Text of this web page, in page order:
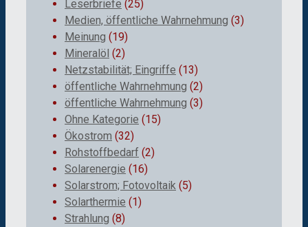
Leserbriefe (25)
Medien, öffentliche Wahrnehmung (3)
Meinung (19)
Mineralöl (2)
Netzstabilität; Eingriffe (13)
öffentliche Wahrnehmung (2)
öffentliche Wahrnehmung (3)
Ohne Kategorie (15)
Ökostrom (32)
Rohstoffbedarf (2)
Solarenergie (16)
Solarstrom; Fotovoltaik (5)
Solarthermie (1)
Strahlung (8)